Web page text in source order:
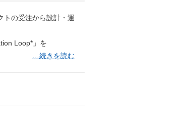
トの受注から設計・運
Loop*」を
…続きを読む